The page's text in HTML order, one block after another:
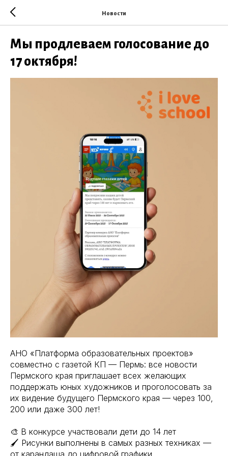
Новости
Мы продлеваем голосование до
17 октября!
АНО «Платформа образовательных проектов»
совместно с газетой КП — Пермь: все новости
Пермского края приглашает всех желающих
поддержать юных художников и проголосовать за
их видение будущего Пермского края — через 100,
200 или даже 300 лет!
🎨 В конкурсе участвовали дети до 14 лет
🖌 Рисунки выполнены в самых разных техниках —
от карандаша до цифровой графики